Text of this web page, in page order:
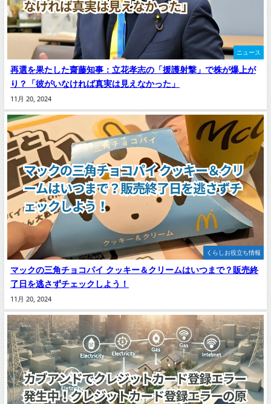
ニュース
再選を果たした齋藤知事：立花孝志の「援護射撃」で株が爆上が
り？「彼がいなければ真実は見えなかった」
11月 20, 2024
くらしお役立ち情報
マックの三角チョコパイ クッキー＆クリームはいつまで？販売終
了日を逃さずチェックしよう！
11月 20, 2024